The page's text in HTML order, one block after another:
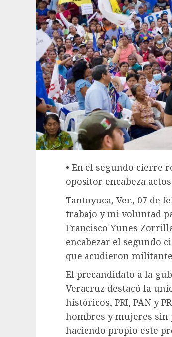
• En el segundo cierre
opositor encabeza
Tantoyuca, Ver., 07 de
trabajo y mi voluntad
Francisco Yunes
encabezar el segundo
que acudieron
El precandidato a la
Veracruz destacó la
históricos, PRI, PAN y
hombres y mujeres sin
haciendo propio este